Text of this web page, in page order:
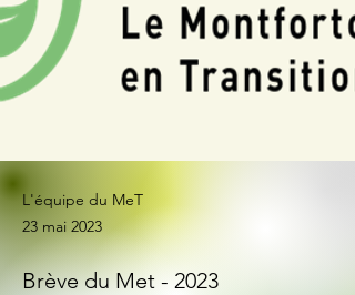
L'équipe du MeT
23 mai 2023
Brève du Met - 2023